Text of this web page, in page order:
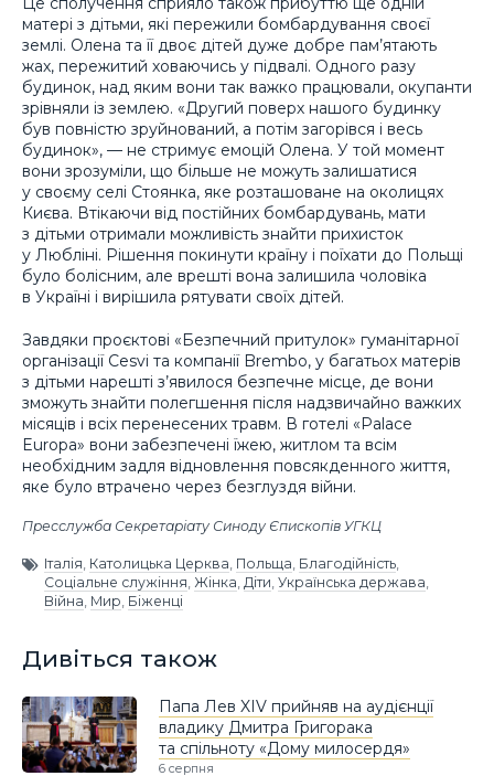
матері з дітьми, які пережили бомбардування своєї
землі. Олена та її двоє дітей дуже добре пам’ятають
жах, пережитий ховаючись у підвалі. Одного разу
будинок, над яким вони так важко працювали, окупанти
зрівняли із землею. «Другий поверх нашого будинку
був повністю зруйнований, а потім загорівся і весь
будинок», — не стримує емоцій Олена. У той момент
вони зрозуміли, що більше не можуть залишатися
у своєму селі Стоянка, яке розташоване на околицях
Києва. Втікаючи від постійних бомбардувань, мати
з дітьми отримали можливість знайти прихисток
у Любліні. Рішення покинути країну і поїхати до Польщі
було болісним, але врешті вона залишила чоловіка
в Україні і вирішила рятувати своїх дітей.
Завдяки проєктові «Безпечний притулок» гуманітарної
організації Cesvi та компанії Brembo, у багатьох матерів
з дітьми нарешті з’явилося безпечне місце, де вони
зможуть знайти полегшення після надзвичайно важких
місяців і всіх перенесених травм. В готелі «Palace
Europa» вони забезпечені їжею, житлом та всім
необхідним задля відновлення повсякденного життя,
яке було втрачено через безглуздя війни.
Пресслужба Секретаріату Синоду Єпископів УГКЦ
Італія Католицька Церква Польща Благодійність
Соціальне служіння Жінка Діти Українська держава
Війна Мир Біженці
Дивіться також
Папа Лев XIV прийняв на аудієнції
владику Дмитра Григорака
та спільноту «Дому милосердя»
6 серпня